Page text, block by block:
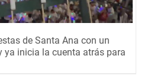
de Santa Ana con un
ya inicia la cuenta atrás para